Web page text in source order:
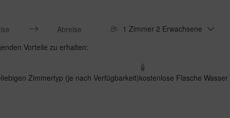
the
key
1 Zimmer 2 Erwachsene
Vorteile zu erhalten:
Zimmertyp (je nach Verfügbarkeit)kostenlose Flasche